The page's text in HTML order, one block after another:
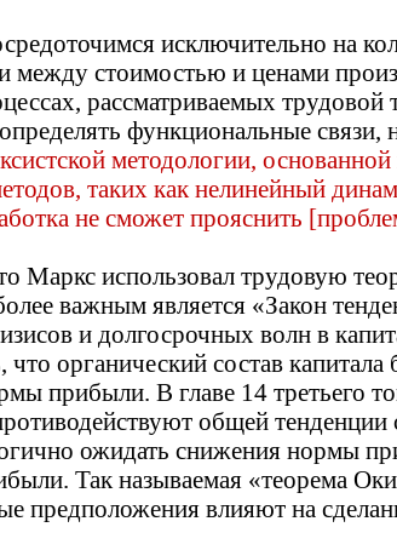
исключительно на
между стоимостью и ценами
рассматриваемых
функциональные связи,
методологии,
таких как нелинейный
не сможет прояснить
Маркс использовал трудовую
важным является «Закон
и долгосрочных волн в
органический состав
прибыли. В главе 14 третьего
общей
ожидать снижения нормы
Так называемая «теорема
предположения влияют на